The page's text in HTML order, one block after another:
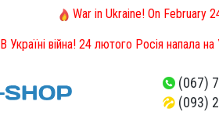
War in Ukraine! On February
В Україні війна! 24 лютого Росія напала
(067)
(093)